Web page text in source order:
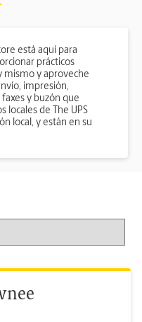
está aquí para
prácticos
mismo y aproveche
impresión,
y buzón que
locales de The UPS
local, y están en su